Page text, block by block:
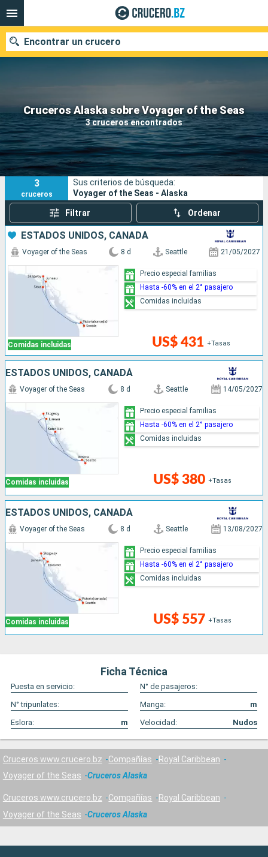
Cruceros Alaska sobre Voyager of the Seas
3 cruceros encontrados
Encontrar un crucero
Nuestros destinos
Fecha de salida
Puertos Compañías
Buscar
3
cruceros
Sus criterios de búsqueda:
Voyager of the Seas - Alaska
Filtrar Ordenar
ESTADOS UNIDOS, CANADÁ
Comidas incluidas
Voyager of the Seas 8 d Seattle 21/05/2027
US$ 431 +Tasas
Precio especial familias
Hasta -60% en el 2° pasajero
Comidas incluidas
ESTADOS UNIDOS, CANADÁ
Comidas incluidas
Voyager of the Seas 8 d Seattle 14/05/2027
US$ 380 +Tasas
Precio especial familias
Hasta -60% en el 2° pasajero
Comidas incluidas
ESTADOS UNIDOS, CANADÁ
Comidas incluidas
Voyager of the Seas 8 d Seattle 13/08/2027
US$ 557 +Tasas
Precio especial familias
Hasta -60% en el 2° pasajero
Comidas incluidas
Ficha Técnica
Puesta en servicio:
N° de pasajeros:
N° tripunlates:
Manga:
m
Eslora:
m Velocidad: Nudos
Cruceros www.crucero.bz Compañías
Royal Caribbean
Voyager of the Seas
Cruceros Alaska
Cruceros www.crucero.bz Compañías
Royal Caribbean
Voyager of the Seas
Cruceros Alaska